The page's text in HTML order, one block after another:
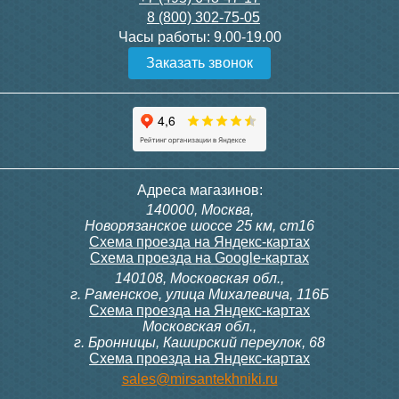
Конвектор ITT.080.200.1300
с решеткой GRILL.SGW-20-
Конвектор ITT.080.200.1000
с решеткой GRILL.SGW-20-
Конвектор ITT.080.200.1000
с решеткой GRILL.SGW-20-
Конвектор ITT.080.200.900 с
решеткой GRILL.SGA-20-
Подробнее Подробнее
100T, 230В (накладной,
расписание, упр.с пульта)
28 000
300, 230В (врезной - квадр.
коробка)
9 700
8 (800) 302-75-05
Часы работы: 9.00-19.00
Заказать звонок
Адреса магазинов:
140000, Москва,
Новорязанское шоссе 25 км, ст16
Схема проезда на Яндекс-картах
Схема проезда на Google-картах
140108, Московская обл.,
г. Раменское, улица Михалевича, 116Б
Схема проезда на Яндекс-картах
Московская обл.,
г. Бронницы, Каширский переулок, 68
Схема проезда на Яндекс-картах
sales@mirsantekhniki.ru